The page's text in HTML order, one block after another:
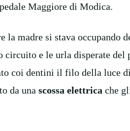
Maggiore di Modica.
la madre si stava occupando
circuito e le urla disperate
coi dentini il filo della luce
da una scossa elettrica che